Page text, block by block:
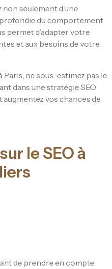
seulement d’une
du comportement
permet d’adapter votre
et aux besoins de votre
ne sous-estimez pas le
dans une stratégie SEO
vos chances de
le SEO à
de prendre en compte